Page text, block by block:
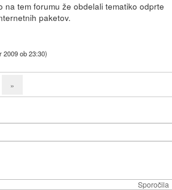
na tem forumu že obdelali tematiko odprte
paketov.
2009 ob 23:30)
»
Sporočila